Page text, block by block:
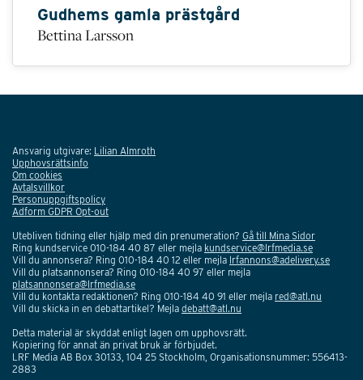
Gudhems gamla prästgård
Bettina Larsson
Ansvarig utgivare: Lilian Almroth
Upphovsrättsinfo
Om cookies
Avtalsvillkor
Personuppgiftspolicy
Adform GDPR Opt-out
Utebliven tidning eller hjälp med din prenumeration? Gå till Mina Sidor
Ring kundservice 010-184 40 87 eller mejla kundservice@lrfmedia.se
Vill du annonsera? Ring 010-184 40 12 eller mejla lrfannons@adelivery.se
Vill du platsannonsera? Ring 010-184 40 97 eller mejla
platsannonsera@lrfmedia.se
Vill du kontakta redaktionen? Ring 010-184 40 91 eller mejla red@atl.nu
Vill du skicka in en debattartikel? Mejla debatt@atl.nu
Detta material är skyddat enligt lagen om upphovsrätt.
Kopiering för annat än privat bruk är förbjudet.
LRF Media AB Box 30133, 104 25 Stockholm, Organisationsnummer: 556413-
2883